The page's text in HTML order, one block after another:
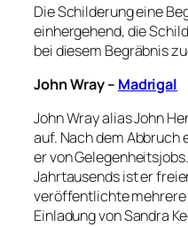
Die Schilderung eine
einhergehend, die
bei diesem Begräbnis
John Wray – Madrigal
John Wray alias John
auf. Nach dem
er von
Jahrtausends ist er
veröffentlichte mehrere
Einladung von Sandra